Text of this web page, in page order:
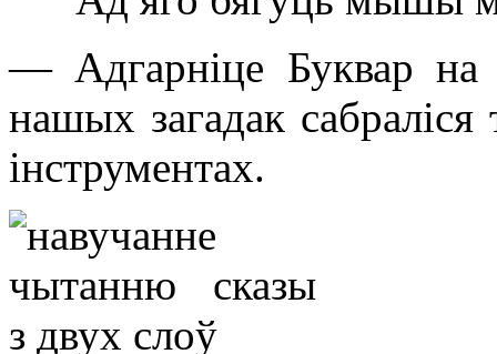
— Адгарніце Буквар
нашых загадак
інструментах.